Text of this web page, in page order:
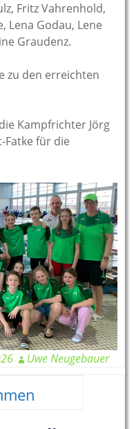
Fritz Vahrenhold,
Lena Godau, Lene
Graudenz.
zu den erreichten
Kampfrichter Jörg
Fatke für die
Uwe Neugebauer